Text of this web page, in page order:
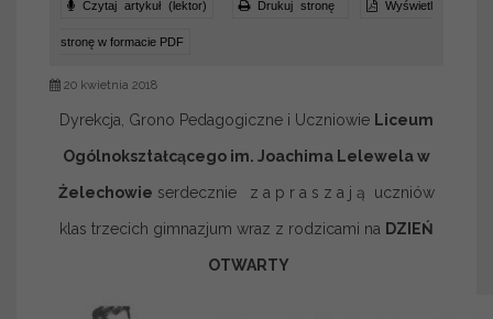
Czytaj artykuł (lektor) Drukuj stronę Wyświetl
stronę w formacie PDF
20 kwietnia 2018
Dyrekcja, Grono Pedagogiczne i Uczniowie Liceum
Ogólnokształcącego im. Joachima Lelewela w
Żelechowie serdecznie z a p r a s z a j ą uczniów
klas trzecich gimnazjum wraz z rodzicami na DZIEŃ
OTWARTY